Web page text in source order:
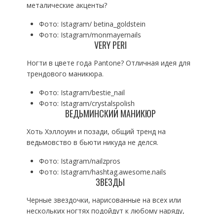
металические акценты?
Фото: Istagram/ betina_goldstein
Фото: Istagram/monmayernails
VERY PERI
Ногти в цвете года Pantone? Отличная идея для
трендового маникюра.
Фото: Istagram/bestie_nail
Фото: Istagram/crystalspolish
ВЕДЬМИНСКИЙ МАНИКЮР
Хоть Хэллоуин и позади, общий тренд на
ведьмовство в бьюти никуда не делся.
Фото: Istagram/nailzpros
Фото: Istagram/hashtag.awesome.nails
ЗВЕЗДЫ
Черные звездочки, нарисованные на всех или
нескольких ногтях подойдут к любому наряду,